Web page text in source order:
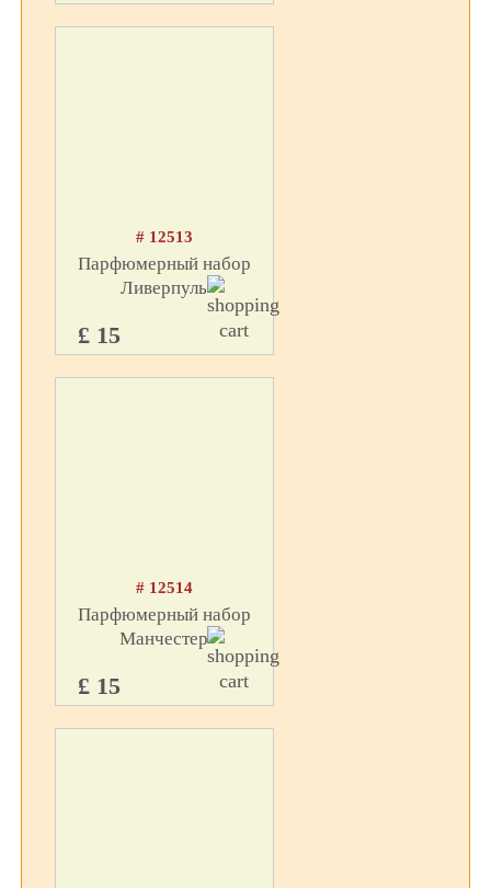
# 12513
Парфюмерный набор
Ливерпуль
£ 15
# 12514
Парфюмерный набор
Манчестер
£ 15